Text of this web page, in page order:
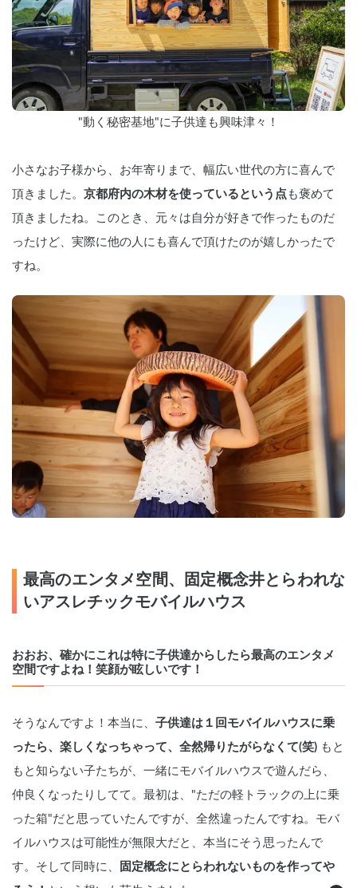
"動く秘密基地"に子供達も興味津々！
小さなお子様から、お年寄りまで、幅広い世代の方に喜んで
頂きました。 京都府内の木材を使っているという点 も褒めて
頂きましたね。このとき、元々は自分が好きで作ったものだ
ったけど、実際に他の人にも喜んで頂けたのが嬉しかったで
すね。
最高のエンタメ空間、固定概念井とらわれな
いアスレチックモバイルハウス
おおお、確かにこれは特に子供達からしたら最高のエンタメ
空間ですよね！笑顔が眩しいです！
そうなんですよ！本当に、 子供達は１回モバイルハウスに乗
ったら、楽しくなっちゃって、全然帰りたがらなくて(笑) もと
もと知らない子たちが、一緒にモバイルハウスで遊んだら、
仲良くなったりしてて。最初は、"ただの軽トラックの上に乗
った箱"だと思っていたんですが、全然違ったんですね。モバ
イルハウスは可能性が無限大だと、本当にそう思ったんで
す。そして同時に、
固定概念にとらわれないものを作ってや